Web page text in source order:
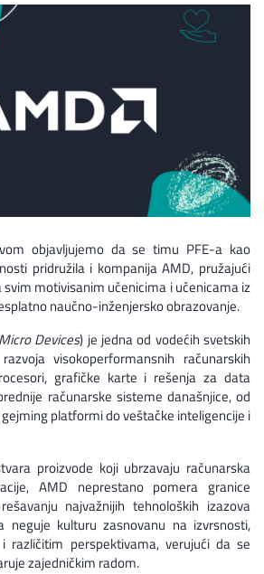
objavljujemo da se timu PFE-a kao
pridružila i kompanija AMD, pružajući
svim motivisanim učenicima i učenicama iz
naučno-inženjersko obrazovanje.
Devices) je jedna od vodećih svetskih
visokoperformansnih računarskih
grafičke karte i rešenja za data
računarske sisteme današnjice, od
platformi do veštačke inteligencije i
proizvode koji ubrzavaju računarska
AMD neprestano pomera granice
najvažnijih tehnoloških izazova
neguje kulturu zasnovanu na izvrsnosti,
različitim perspektivama, verujući da se
zajedničkim radom.